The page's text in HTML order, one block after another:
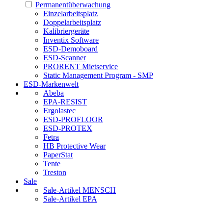
Permanentüberwachung
Einzelarbeitsplatz
Doppelarbeitsplatz
Kalibriergeräte
Inventix Software
ESD-Demoboard
ESD-Scanner
PRORENT Mietservice
Static Management Program - SMP
ESD-Markenwelt
Abeba
EPA-RESIST
Ergolastec
ESD-PROFLOOR
ESD-PROTEX
Fetra
HB Protective Wear
PaperStat
Tente
Treston
Sale
Sale-Artikel MENSCH
Sale-Artikel EPA